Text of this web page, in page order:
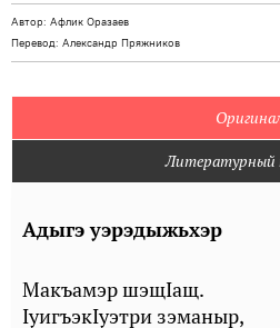
Автор: Афлик Оразаев
Перевод: Александр Пряжников
Литературный
Адыгэ уэрэдыжьхэр
Макъамэр шэщIащ.
IуигъэкIуэтри зэманыр,